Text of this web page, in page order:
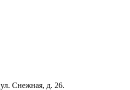
Снежная, д. 26.